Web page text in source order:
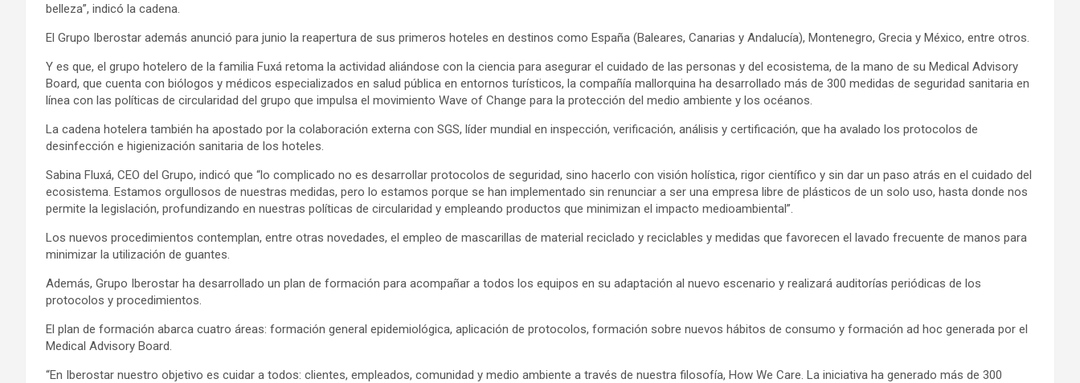
belleza”, indicó la cadena.
El Grupo Iberostar además anunció para junio la reapertura de sus primeros hoteles en destinos como España (Baleares, Canarias y Andalucía), Montenegro, Grecia y México, entre otros.
Y es que, el grupo hotelero de la familia Fuxá retoma la actividad aliándose con la ciencia para asegurar el cuidado de las personas y del ecosistema, de la mano de su Medical Advisory
Board, que cuenta con biólogos y médicos especializados en salud pública en entornos turísticos, la compañía mallorquina ha desarrollado más de 300 medidas de seguridad sanitaria en
línea con las políticas de circularidad del grupo que impulsa el movimiento Wave of Change para la protección del medio ambiente y los océanos.
La cadena hotelera también ha apostado por la colaboración externa con SGS, líder mundial en inspección, verificación, análisis y certificación, que ha avalado los protocolos de
desinfección e higienización sanitaria de los hoteles.
Sabina Fluxá, CEO del Grupo, indicó que “lo complicado no es desarrollar protocolos de seguridad, sino hacerlo con visión holística, rigor científico y sin dar un paso atrás en el cuidado del
ecosistema. Estamos orgullosos de nuestras medidas, pero lo estamos porque se han implementado sin renunciar a ser una empresa libre de plásticos de un solo uso, hasta donde nos
permite la legislación, profundizando en nuestras políticas de circularidad y empleando productos que minimizan el impacto medioambiental”.
Los nuevos procedimientos contemplan, entre otras novedades, el empleo de mascarillas de material reciclado y reciclables y medidas que favorecen el lavado frecuente de manos para
minimizar la utilización de guantes.
Además, Grupo Iberostar ha desarrollado un plan de formación para acompañar a todos los equipos en su adaptación al nuevo escenario y realizará auditorías periódicas de los
protocolos y procedimientos.
El plan de formación abarca cuatro áreas: formación general epidemiológica, aplicación de protocolos, formación sobre nuevos hábitos de consumo y formación ad hoc generada por el
Medical Advisory Board.
“En Iberostar nuestro objetivo es cuidar a todos: clientes, empleados, comunidad y medio ambiente a través de nuestra filosofía, How We Care. La iniciativa ha generado más de 300